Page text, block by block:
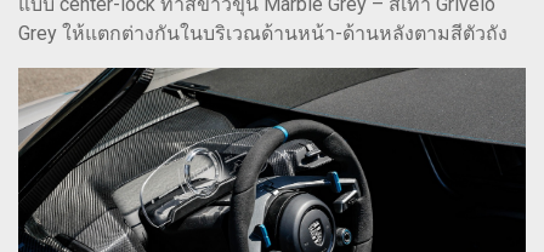
Grey ให้แตกต่างกันในบริเวณด้านหน้า-ด้านหลังตามสีตัวถัง